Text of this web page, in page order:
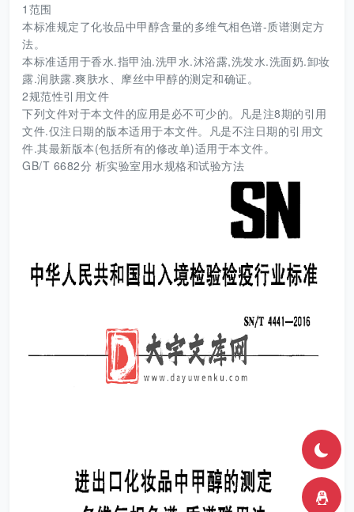
1范围
本标准规定了化妆品中甲醇含量的多维气相色谱-质谱测定方
法。
本标准适用于香水.指甲油.洗甲水.沐浴露,洗发水.洗面奶.卸妆
露.润肤露.爽肤水、摩丝中甲醇的测定和确证。
2规范性引用文件
下列文件对于本文件的应用是必不可少的。凡是注8期的引用
文件.仅注日期的版本适用于本文件。凡是不注日期的引用文
件.其最新版本(包括所有的修改单)适用于本文件。
GB/T 6682分 析实验室用水规格和试验方法